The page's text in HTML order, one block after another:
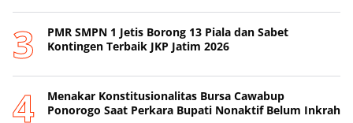
PMR SMPN 1 Jetis Borong 13 Piala dan Sabet
Kontingen Terbaik JKP Jatim 2026
Menakar Konstitusionalitas Bursa Cawabup
Ponorogo Saat Perkara Bupati Nonaktif Belum Inkrah